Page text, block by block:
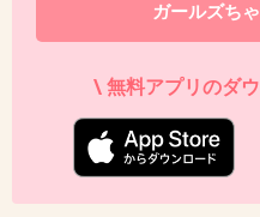
ガールズち
\ 無料アプリのダ